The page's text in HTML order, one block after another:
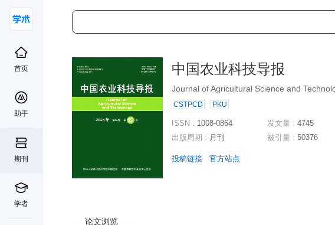
首页
助手
期刊
学者
中国农业科技导报
Journal of Agricultural Science and
CSTPCD PKU
ISSN : 1008-0864
出版周期 : 月刊
发文量 : 4745
被引量 : 50376
投稿链接 官方站点
论文浏览